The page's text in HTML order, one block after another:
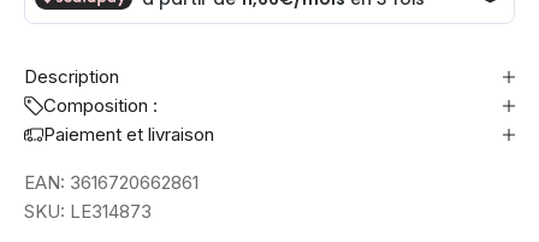
Description
Composition :
Paiement et livraison
EAN: 3616720662861
SKU: LE314873